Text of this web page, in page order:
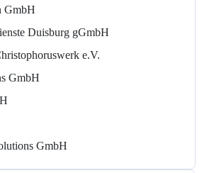
GmbH
Duisburg gGmbH
e.V.
GmbH
GmbH